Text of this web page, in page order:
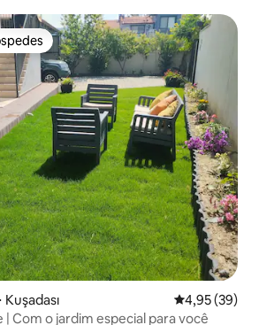
dos hóspedes
4,95 de uma
4,95 (39)
| Com o jardim especial para você